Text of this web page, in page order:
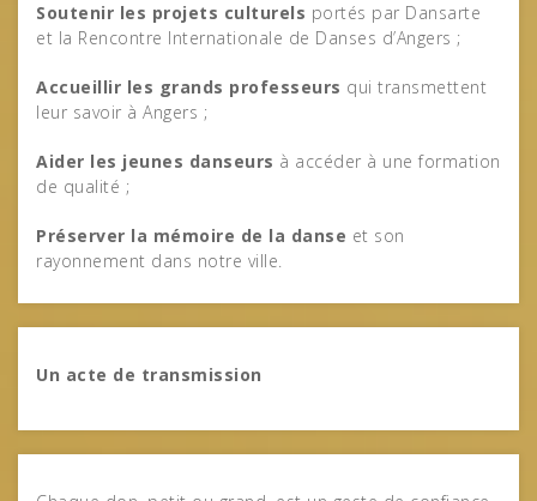
Soutenir les projets culturels portés par Dansarte
et la Rencontre Internationale de Danses d’Angers ;
Accueillir les grands professeurs qui transmettent
leur savoir à Angers ;
Aider les jeunes danseurs à accéder à une formation
de qualité ;
Préserver la mémoire de la danse et son
rayonnement dans notre ville.
Un acte de transmission